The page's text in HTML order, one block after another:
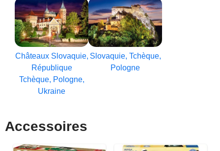
Châteaux Slovaquie,
République
Tchèque, Pologne,
Ukraine
Slovaquie, Tchèque,
Pologne
Accessoires